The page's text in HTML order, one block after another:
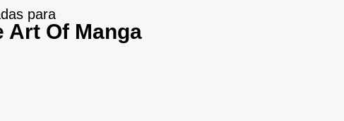
para
Art Of Manga